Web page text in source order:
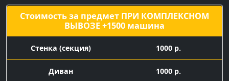
Стоимость за предмет ПРИ КОМПЛЕКСНОМ
ВЫВОЗЕ +1500 машина
Cтенка (секция) 1000 р.
Диван 1000 р.